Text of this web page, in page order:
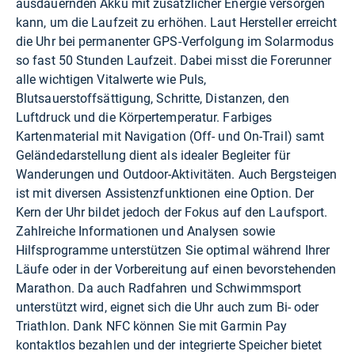
ausdauernden Akku mit zusätzlicher Energie versorgen
kann, um die Laufzeit zu erhöhen. Laut Hersteller erreicht
die Uhr bei permanenter GPS-Verfolgung im Solarmodus
so fast 50 Stunden Laufzeit. Dabei misst die Forerunner
alle wichtigen Vitalwerte wie Puls,
Blutsauerstoffsättigung, Schritte, Distanzen, den
Luftdruck und die Körpertemperatur. Farbiges
Kartenmaterial mit Navigation (Off- und On-Trail) samt
Geländedarstellung dient als idealer Begleiter für
Wanderungen und Outdoor-Aktivitäten. Auch Bergsteigen
ist mit diversen Assistenzfunktionen eine Option. Der
Kern der Uhr bildet jedoch der Fokus auf den Laufsport.
Zahlreiche Informationen und Analysen sowie
Hilfsprogramme unterstützen Sie optimal während Ihrer
Läufe oder in der Vorbereitung auf einen bevorstehenden
Marathon. Da auch Radfahren und Schwimmsport
unterstützt wird, eignet sich die Uhr auch zum Bi- oder
Triathlon. Dank NFC können Sie mit Garmin Pay
kontaktlos bezahlen und der integrierte Speicher bietet